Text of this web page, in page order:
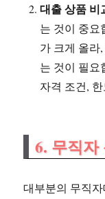
대출 상품 비
는 것이 중요
가 크게 올라
는 것이 필요
자격 조건,
6. 무직자
대부분의 무직